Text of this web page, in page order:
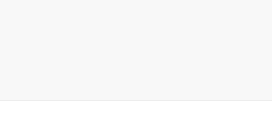
Beim Neujahrsempfang der Gemeinde Markersdorf stand